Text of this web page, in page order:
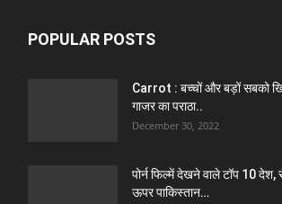
POPULAR POSTS
Carrot : बच्चों और बड़ों सबको
गाजर का पराठा..
December 30, 2022
पोर्न फिल्में देखने वाले टॉप 10
ऊपर पाकिस्तान…